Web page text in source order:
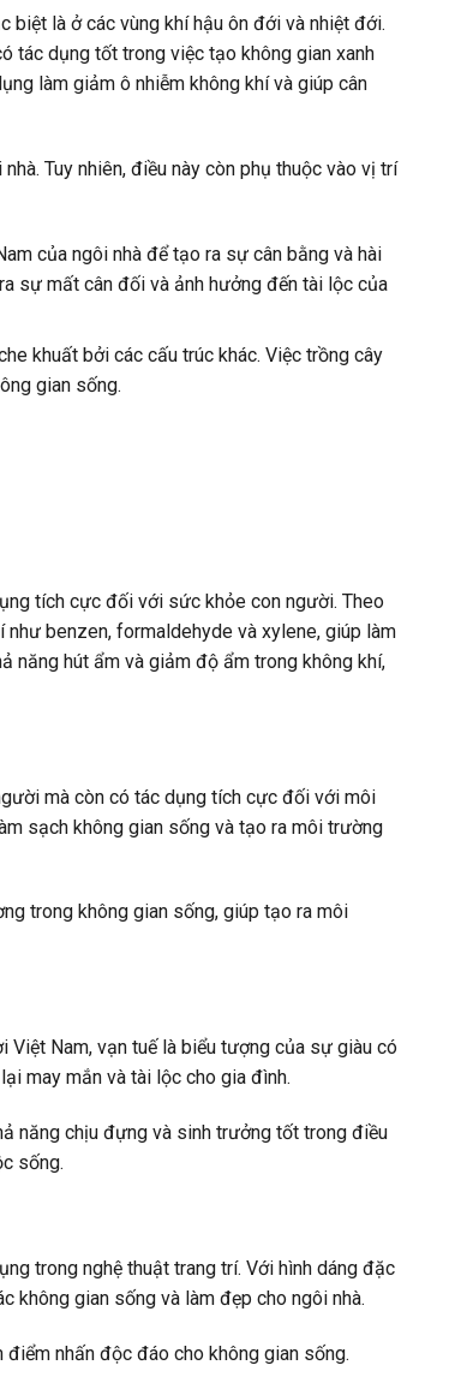
biệt là ở các vùng khí hậu ôn đới và nhiệt đới.
tác dụng tốt trong việc tạo không gian xanh
làm giảm ô nhiễm không khí và giúp cân
Tuy nhiên, điều này còn phụ thuộc vào vị trí
của ngôi nhà để tạo ra sự cân bằng và hài
sự mất cân đối và ảnh hưởng đến tài lộc của
khuất bởi các cấu trúc khác. Việc trồng cây
gian sống.
tích cực đối với sức khỏe con người. Theo
benzen, formaldehyde và xylene, giúp làm
năng hút ẩm và giảm độ ẩm trong không khí,
mà còn có tác dụng tích cực đối với môi
sạch không gian sống và tạo ra môi trường
trong không gian sống, giúp tạo ra môi
Việt Nam, vạn tuế là biểu tượng của sự giàu có
may mắn và tài lộc cho gia đình.
năng chịu đựng và sinh trưởng tốt trong điều
sống.
trong nghệ thuật trang trí. Với hình dáng đặc
không gian sống và làm đẹp cho ngôi nhà.
nhấn độc đáo cho không gian sống.